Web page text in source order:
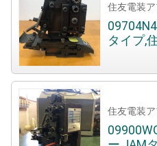
住友電装
タイプ,
住友電装